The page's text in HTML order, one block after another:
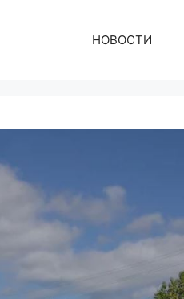
НОВОСТИ